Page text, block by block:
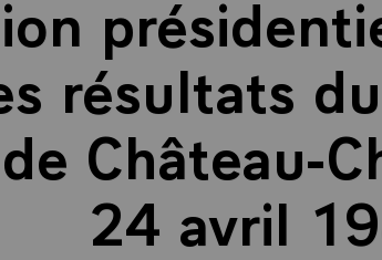
résultats
Château-
24 avril